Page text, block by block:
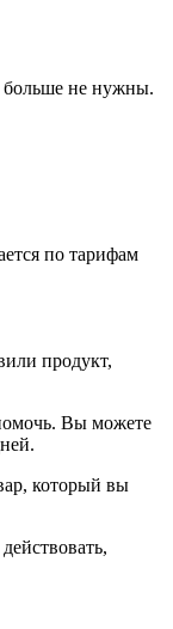
больше не нужны.
по тарифам
продукт,
Вы можете
который вы